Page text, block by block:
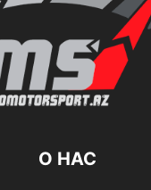
О НАС